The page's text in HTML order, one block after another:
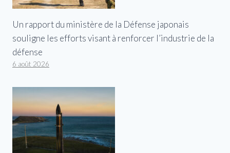
Un rapport du ministère de la Défense japonais
souligne les efforts visant à renforcer l’industrie de la
défense
6 août 2026